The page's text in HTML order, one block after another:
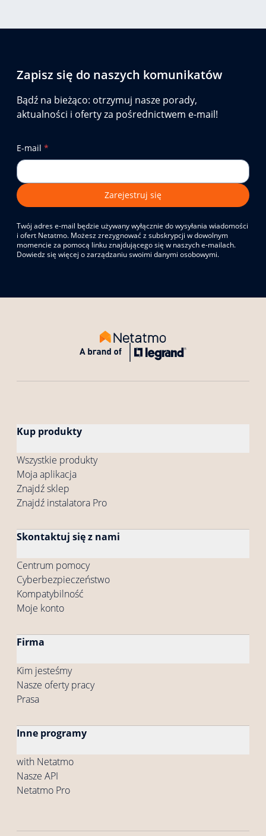
Zapisz się do naszych komunikatów
Bądź na bieżąco: otrzymuj nasze porady,
aktualności i oferty za pośrednictwem e-mail!
E-mail *
Zarejestruj się
Twój adres e-mail będzie używany wyłącznie do wysyłania wiadomości
i ofert Netatmo. Możesz zrezygnować z subskrypcji w dowolnym
momencie za pomocą linku znajdującego się w naszych e-mailach.
Dowiedz się więcej o zarządzaniu swoimi danymi osobowymi.
Kup produkty
Wszystkie produkty
Moja aplikacja
Znajdź sklep
Znajdź instalatora Pro
Skontaktuj się z nami
Centrum pomocy
Cyberbezpieczeństwo
Kompatybilność
Moje konto
Firma
Kim jesteśmy
Nasze oferty pracy
Prasa
Inne programy
with Netatmo
Nasze API
Netatmo Pro